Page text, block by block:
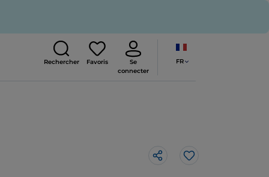
Rechercher Favoris
Se
connecter
FR
J’aime